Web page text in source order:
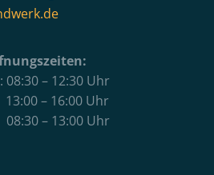
08:30 – 12:30 Uhr
– 16:00 Uhr
– 13:00 Uhr